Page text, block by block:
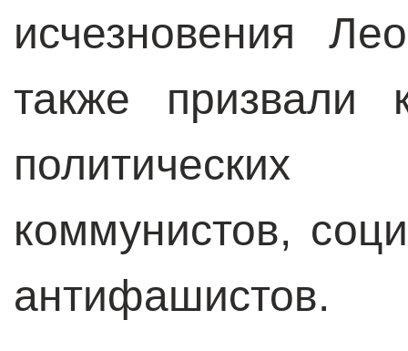
исчезновения
также призвали
коммунистов,
антифашистов.